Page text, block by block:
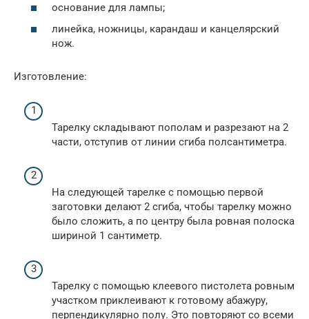
основание для лампы;
линейка, ножницы, карандаш и канцелярский
нож.
Изготовление:
Тарелку складывают пополам и разрезают на 2
части, отступив от линии сгиба полсантиметра.
На следующей тарелке с помощью первой
заготовки делают 2 сгиба, чтобы тарелку можно
было сложить, а по центру была ровная полоска
шириной 1 сантиметр.
Тарелку с помощью клеевого пистолета ровным
участком приклеивают к готовому абажуру,
перпендикулярно полу. Это повторяют со всеми